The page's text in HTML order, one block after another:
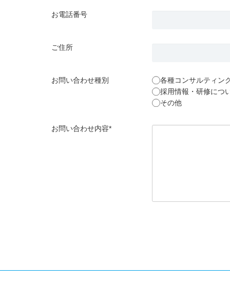
お電話番号
ご住所
お問い合わせ種別
各種コンサルティン
採用情報・研修につ
その他
お問い合わせ内容*